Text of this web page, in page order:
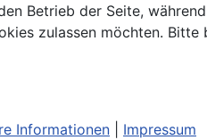
Betrieb der Seite,
zulassen möchten.
Informationen
Impressum